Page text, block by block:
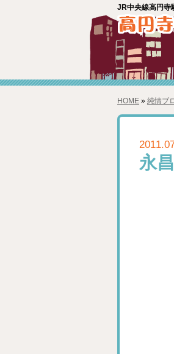
JR中央線高円寺
HOME» 純情ブ
永